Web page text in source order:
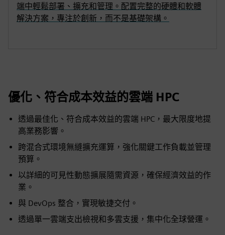
端中輕鬆部署、擴充和管理。配置完整的硬體和軟體
解決方案，專注於創新，而不是基礎架構。
優化、符合成本效益的雲端 HPC
透過最佳化、符合成本效益的雲端 HPC，最大限度地提
高業務影響。
跨混合式環境無縫擴充運算，強化關鍵工作負載並管理
預算。
以詳細的可見性動態擴展隨需資源，確保經濟效益的作
業。
與 DevOps 整合，實現敏捷交付。
透過單一雲端支出檢視和多雲支援，集中化全球營運。